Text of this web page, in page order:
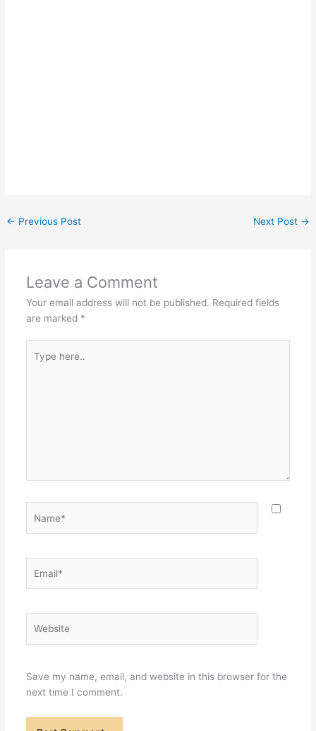
← Previous Post Next Post →
Leave a Comment
Your email address will not be published. Required fields
are marked *
here..
Save my name, email, and website in this browser for the
next time I comment.